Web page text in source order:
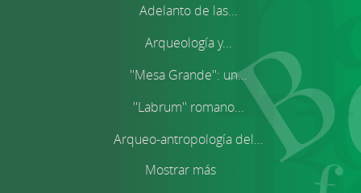
Adelanto de las...
Arqueología y...
''Mesa Grande'': un...
''Labrum'' romano...
Arqueo-antropología del...
Mostrar más